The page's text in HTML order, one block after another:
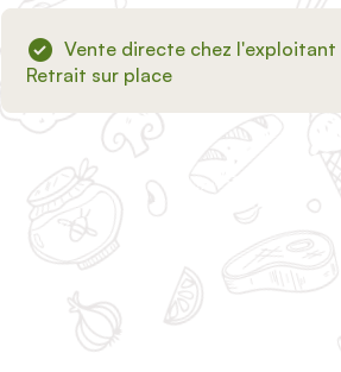
Vente directe chez l'exploitant |
Retrait sur place